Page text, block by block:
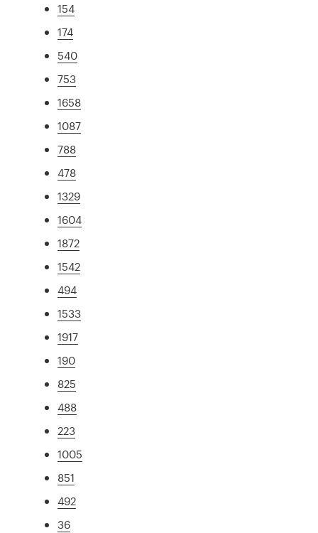
154
174
540
753
1658
1087
788
478
1329
1604
1872
1542
494
1533
1917
190
825
488
223
1005
851
492
36